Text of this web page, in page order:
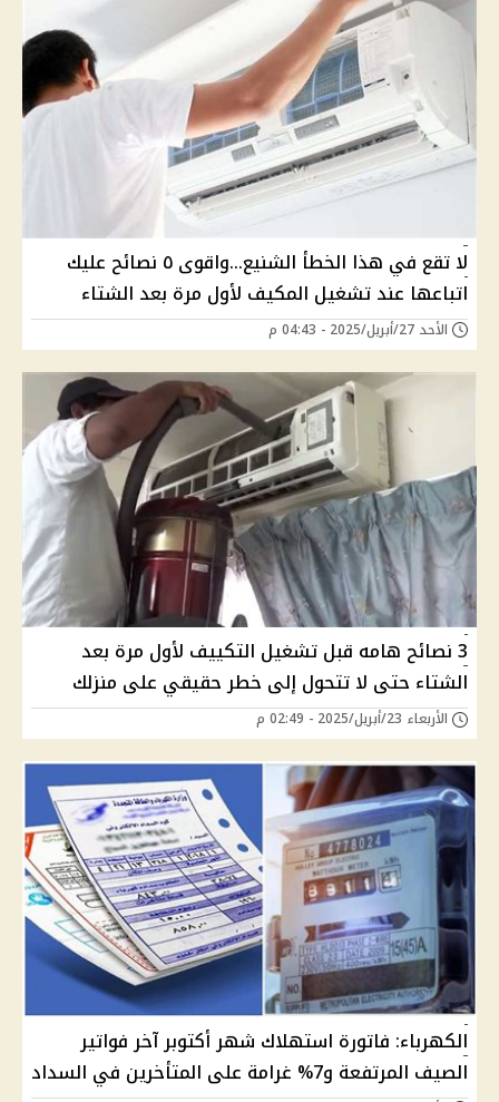
لا تقع في هذا الخطأ الشنيع...واقوى ٥ نصائح عليك
اتباعها عند تشغيل المكيف لأول مرة بعد الشتاء
الأحد 27/أبريل/2025 - 04:43 م
3 نصائح هامه قبل تشغيل التكييف لأول مرة بعد
الشتاء حتى لا تتحول إلى خطر حقيقي على منزلك
الأربعاء 23/أبريل/2025 - 02:49 م
الكهرباء: فاتورة استهلاك شهر أكتوبر آخر فواتير
الصيف المرتفعة و7% غرامة على المتأخرين في السداد